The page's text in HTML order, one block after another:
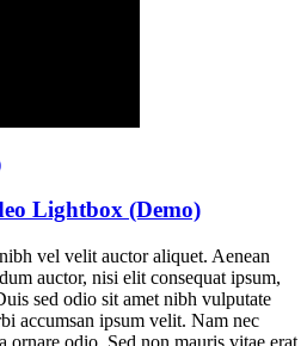
Lightbox (Demo)
vel velit auctor aliquet. Aenean
auctor, nisi elit consequat ipsum,
sed odio sit amet nibh vulputate
accumsan ipsum velit. Nam nec